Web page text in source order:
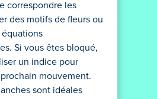
correspondre les
des motifs de fleurs ou
équations
Si vous êtes bloqué,
un indice pour
mouvement.
sont idéales